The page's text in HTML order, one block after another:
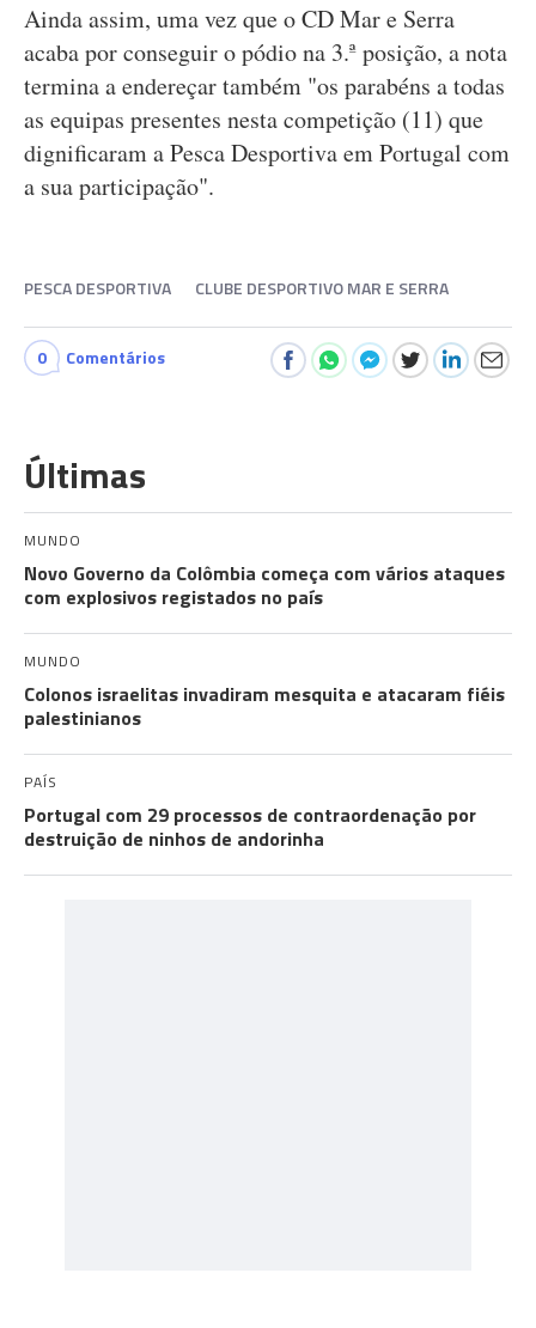
Ainda assim, uma vez que o CD Mar e Serra
acaba por conseguir o pódio na 3.ª posição, a nota
termina a endereçar também "os parabéns a todas
as equipas presentes nesta competição (11) que
dignificaram a Pesca Desportiva em Portugal com
a sua participação".
PESCA DESPORTIVA CLUBE DESPORTIVO MAR E SERRA
0 Comentários
Últimas
MUNDO
Novo Governo da Colômbia começa com vários ataques
com explosivos registados no país
MUNDO
Colonos israelitas invadiram mesquita e atacaram fiéis
palestinianos
PAÍS
Portugal com 29 processos de contraordenação por
destruição de ninhos de andorinha